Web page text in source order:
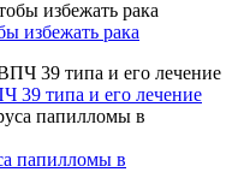
избежать рака
39 типа и его лечение
папилломы в